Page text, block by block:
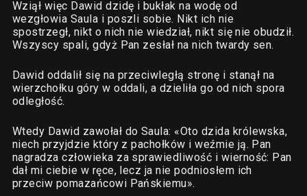
Wziął więc Dawid dzidę i bukłak na wodę od
wezgłowia Saula i poszli sobie. Nikt ich nie
spostrzegł, nikt o nich nie wiedział, nikt się nie obudził.
Wszyscy spali, gdyż Pan zesłał na nich twardy sen.
Dawid oddalił się na przeciwległą stronę i stanął na
wierzchołku góry w oddali, a dzieliła go od nich spora
odległość.
Wtedy Dawid zawołał do Saula: «Oto dzida królewska,
niech przyjdzie który z pachołków i weźmie ją. Pan
nagradza człowieka za sprawiedliwość i wierność: Pan
dał mi ciebie w ręce, lecz ja nie podniosłem ich
przeciw pomazańcowi Pańskiemu».